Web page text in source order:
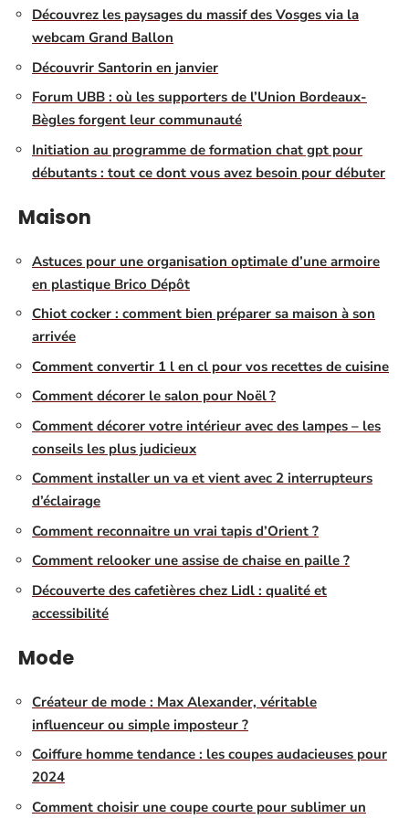
Découvrez les paysages du massif des Vosges via la
webcam Grand Ballon
Découvrir Santorin en janvier
Forum UBB : où les supporters de l’Union Bordeaux-
Bègles forgent leur communauté
Initiation au programme de formation chat gpt pour
débutants : tout ce dont vous avez besoin pour débuter
Maison
Astuces pour une organisation optimale d’une armoire
en plastique Brico Dépôt
Chiot cocker : comment bien préparer sa maison à son
arrivée
Comment convertir 1 l en cl pour vos recettes de cuisine
Comment décorer le salon pour Noël ?
Comment décorer votre intérieur avec des lampes – les
conseils les plus judicieux
Comment installer un va et vient avec 2 interrupteurs
d’éclairage
Comment reconnaitre un vrai tapis d’Orient ?
Comment relooker une assise de chaise en paille ?
Découverte des cafetières chez Lidl : qualité et
accessibilité
Mode
Créateur de mode : Max Alexander, véritable
influenceur ou simple imposteur ?
Coiffure homme tendance : les coupes audacieuses pour
2024
Comment choisir une coupe courte pour sublimer un